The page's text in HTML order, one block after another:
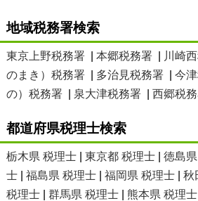
地域税務署検索
東京上野税務署| 本郷税務署| 川崎
のまき）税務署| 多治見税務署| 今
の）税務署| 泉大津税務署| 西郷税
都道府県税理士検索
栃木県 税理士| 東京都 税理士| 徳島
士| 福島県 税理士| 福岡県 税理士| 秋
税理士| 群馬県 税理士| 熊本県 税理士